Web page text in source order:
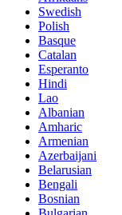
Swedish
Polish
Basque
Catalan
Esperanto
Hindi
Lao
Albanian
Amharic
Armenian
Azerbaijani
Belarusian
Bengali
Bosnian